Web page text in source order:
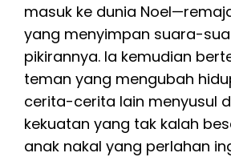
masuk ke dunia
yang menyimpan suara-
pikirannya. Ia kemudian
teman yang mengubah
cerita-cerita lain menyusul
kekuatan yang tak kalah
anak nakal yang perlahan